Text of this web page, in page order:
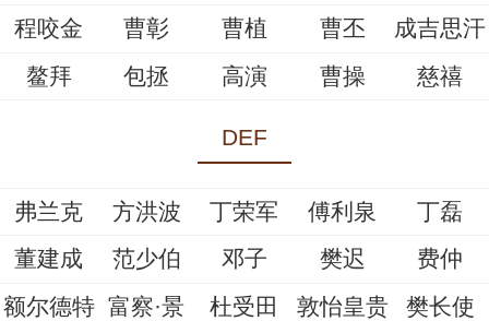
程咬金
曹彰 曹植 曹丕
成吉思汗
鳌拜
包拯 高演 曹操 慈禧
DEF
弗兰克 方洪波 丁荣军 傅利泉
丁磊
董建成
范少伯 邓子 樊迟
费仲
额尔德特 富察·景 杜受田 敦怡皇贵
樊长使